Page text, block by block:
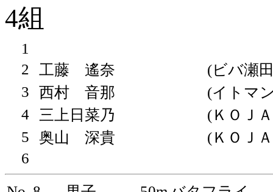
4組
1
2
工藤 遙奈
(ビバ瀬
3
西村 音那
(イトマ
4
三上日菜乃
(ＫＯＪ
5
奥山 深貴
(ＫＯＪ
6